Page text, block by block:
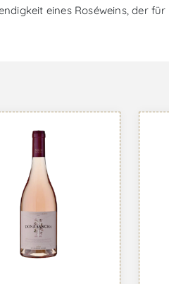
eines Roséweins, der